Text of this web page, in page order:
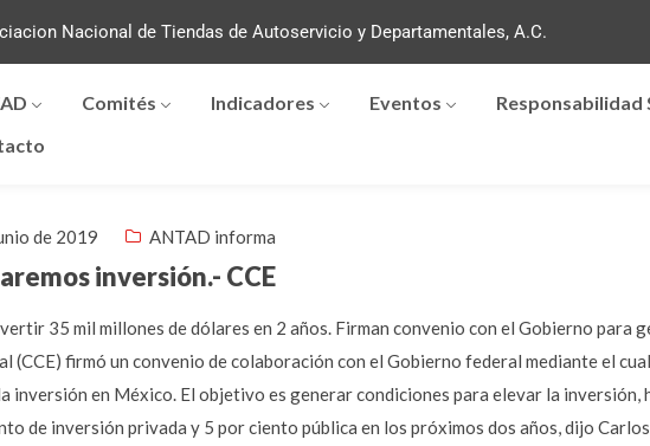
Nacional de Tiendas de Autoservicio y Departamentales, A.C.
Comités Indicadores Eventos Responsabilidad
de 2019 ANTAD informa
inversión.- CCE
35 mil millones de dólares en 2 años. Firman convenio con el Gobierno para
(CCE) firmó un convenio de colaboración con el Gobierno federal mediante el
inversión en México. El objetivo es generar condiciones para elevar la
de inversión privada y 5 por ciento pública en los próximos dos años, dijo